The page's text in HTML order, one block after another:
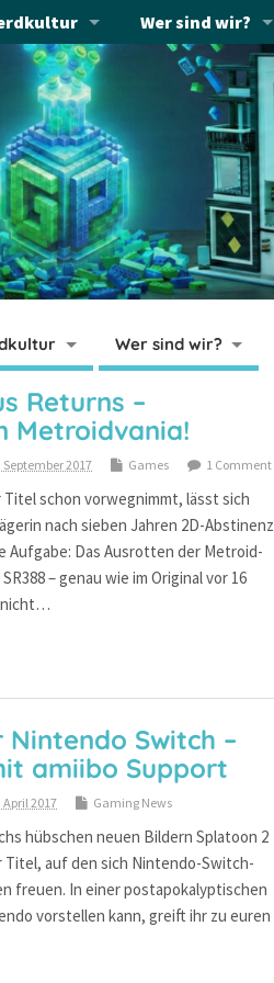
Wer sind wir?
Wer sind wir?
Returns –
Metroidvania!
September 2017 Games 1 Comment
Titel schon vorwegnimmt, lässt sich
nach sieben Jahren 2D-Abstinenz
Aufgabe: Das Ausrotten der Metroid-
– genau wie im Original vor 16
nicht…
Switch –
amiibo Support
April 2017 Gaming News
hübschen neuen Bildern Splatoon 2
auf den sich Nintendo-Switch-
freuen. In einer postapokalyptischen
vorstellen kann, greift ihr zu euren